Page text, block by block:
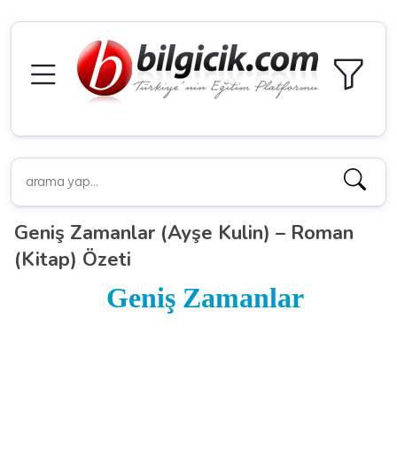
Geniş Zamanlar (Ayşe Kulin) – Roman
(Kitap) Özeti
Geniş Zamanlar